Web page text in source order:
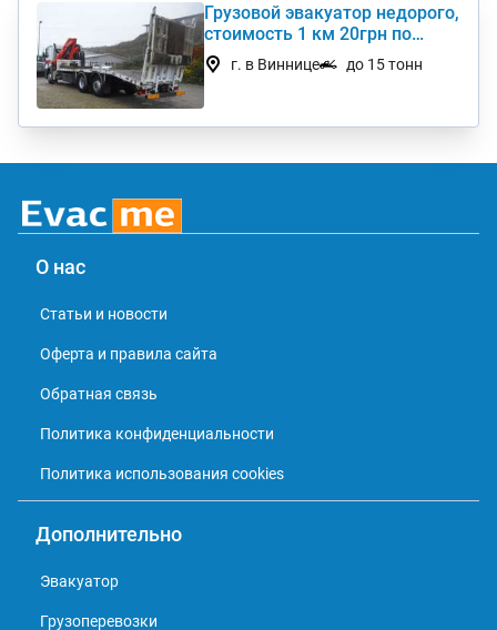
Грузовой эвакуатор недорого,
стоимость 1 км 20грн по
Украине
г. в Виннице до 15 тонн
О нас
Статьи и новости
Оферта и правила сайта
Обратная связь
Политика конфиденциальности
Политика использования cookies
Дополнительно
Эвакуатор
Грузоперевозки